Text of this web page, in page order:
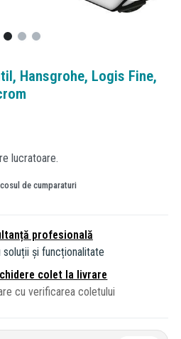
Hansgrohe, Logis Fine,
lucratoare.
de cumparaturi
profesională
soluții și funcționalitate
colet la livrare
cu verificarea coletului